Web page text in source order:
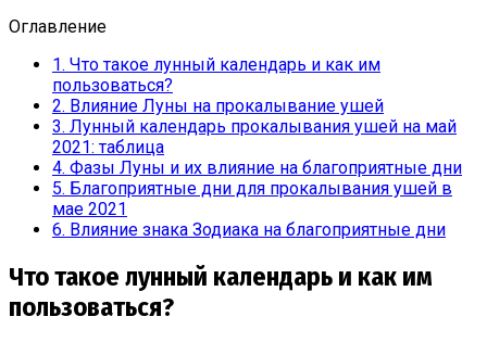
Оглавление
1. Что такое лунный календарь и как им
пользоваться?
2. Влияние Луны на прокалывание ушей
3. Лунный календарь прокалывания ушей на май
2021: таблица
4. Фазы Луны и их влияние на благоприятные дни
5. Благоприятные дни для прокалывания ушей в
мае 2021
6. Влияние знака Зодиака на благоприятные дни
Что такое лунный календарь и как им
пользоваться?